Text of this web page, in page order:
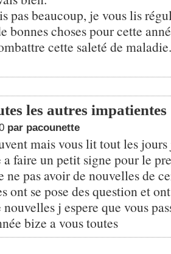
pas beaucoup, je vous lis
bonnes choses pour cette
cette saleté de maladie.
les autres impatientes
par pacounette
mais vous lit tout les
a faire un petit signe pour le
ne pas avoir de nouvelles de
ont se pose des question et
j espere que vous
bize a vous toutes